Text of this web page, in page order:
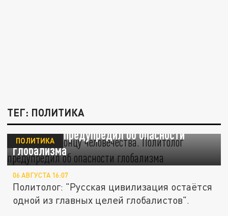
ТЕГ: ПОЛИТИКА
"Это путь к концу человечества".
Политолог предупредил об опасности
глобализма
ПОЛИТИКА
06 АВГУСТА 16:07
Политолог: "Русская цивилизация остаётся
одной из главных целей глобалистов".